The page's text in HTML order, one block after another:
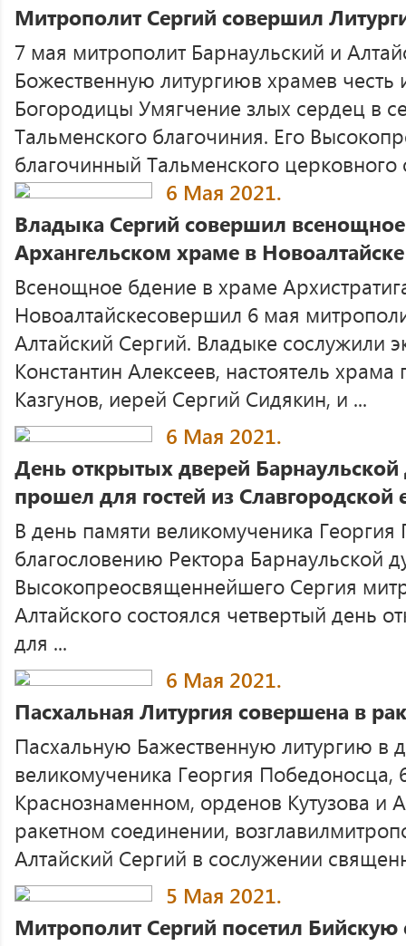
Митрополит Сергий совершил
7 мая митрополит Барнаульский и
Божественную литургиюв храмев честь
Богородицы Умягчение злых сердец в
Тальменского благочиния. Его
благочинный Тальменского церковного
6 Мая 2021.
Владыка Сергий совершил
Архангельском храме в Новоалтайске
Всенощное бдение в храме
Новоалтайскесовершил 6 мая
Алтайский Сергий. Владыке сослужили
Константин Алексеев, настоятель
Казгунов, иерей Сергий Сидякин, и ...
6 Мая 2021.
День открытых дверей
прошел для гостей из Славгородской
В день памяти великомученика
благословению Ректора Барнаульской
Высокопреосвященнейшего Сергия
Алтайского состоялся четвертый день
для ...
6 Мая 2021.
Пасхальная Литургия совершена в
Пасхальную Бажественную литургию в
великомученика Георгия Победоносца,
Краснознаменном, орденов Кутузова и
ракетном соединении,
Алтайский Сергий в сослужении
5 Мая 2021.
Митрополит Сергий посетил